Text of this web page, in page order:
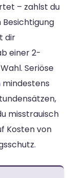
– zahlst du
Besichtigung
dir
einer 2-
Seriöse
misstrauisch
Kosten von